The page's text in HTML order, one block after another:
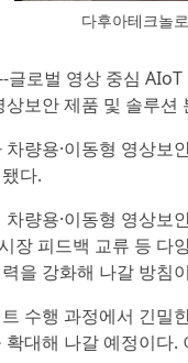
다후아테크놀
글로벌 영상 중심
상보안 제품 및 솔루
량용·이동형 영상
다.
량용·이동형 영상
장 피드백 교류 등 다
을 강화해 나갈 방침
수행 과정에서 긴밀
확대해 나갈 예정이다